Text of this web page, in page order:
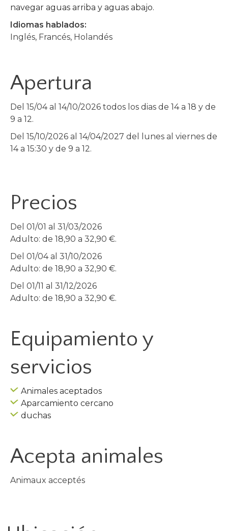
navegar aguas arriba y aguas abajo.
Idiomas hablados:
Inglés, Francés, Holandés
Apertura
Del 15/04 al 14/10/2026 todos los dias de 14 a 18 y de
9 a 12.
Del 15/10/2026 al 14/04/2027 del lunes al viernes de
14 a 15:30 y de 9 a 12.
Precios
Del 01/01 al 31/03/2026
Adulto: de 18,90 a 32,90 €.
Del 01/04 al 31/10/2026
Adulto: de 18,90 a 32,90 €.
Del 01/11 al 31/12/2026
Adulto: de 18,90 a 32,90 €.
Equipamiento y
servicios
Animales aceptados
Aparcamiento cercano
duchas
Acepta animales
Animaux acceptés